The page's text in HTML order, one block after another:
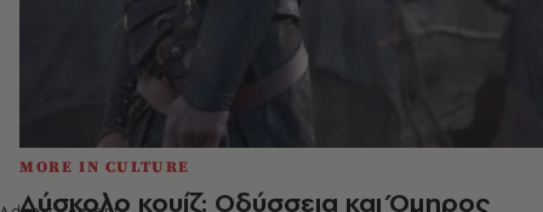
MORE IN CULTURE
Δύσκολο κουίζ: Οδύσσεια και Όμηρος